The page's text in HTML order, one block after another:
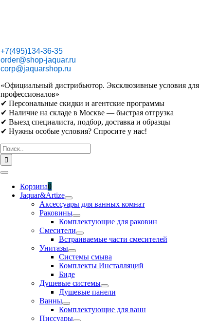
+7(495)134-36-35
order@shop-jaquar.ru
corp@jaquarshop.ru
«Официальный дистрибьютор. Эксклюзивные условия для
профессионалов»
✔ Персональные скидки и агентские программы
✔ Наличие на складе в Москве — быстрая отгрузка
✔ Выезд специалиста, подбор, доставка и образцы
✔ Нужны особые условия? Спросите у нас!
Результат
поиска:
Toggle
NavigationКорзина0
Jaquar&Artize
Аксессуары для ванных комнат
Раковины
Комплектующие для раковин
Смесители
Встраиваемые части смесителей
Унитазы
Системы смыва
Комплекты Инсталляций
Биде
Душевые системы
Душевые панели
Ванны
Комплектующие для ванн
Писсуары